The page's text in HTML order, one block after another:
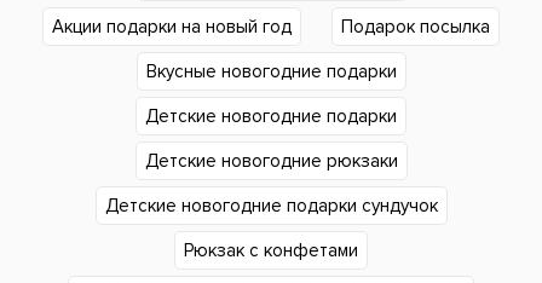
Акции подарки на новый год Подарок посылка
Вкусные новогодние подарки
Детские новогодние подарки
Детские новогодние рюкзаки
Детские новогодние подарки сундучок
Рюкзак с конфетами